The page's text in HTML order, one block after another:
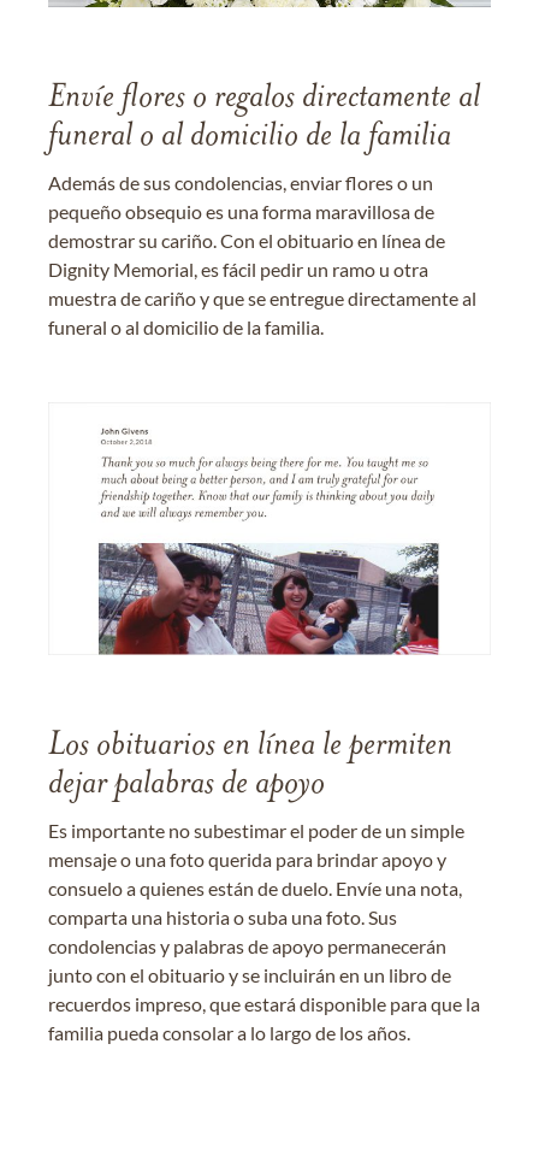
Envíe flores o regalos directamente al
funeral o al domicilio de la familia
Además de sus condolencias, enviar flores o un
pequeño obsequio es una forma maravillosa de
demostrar su cariño. Con el obituario en línea de
Dignity Memorial, es fácil pedir un ramo u otra
muestra de cariño y que se entregue directamente al
funeral o al domicilio de la familia.
Los obituarios en línea le permiten
dejar palabras de apoyo
Es importante no subestimar el poder de un simple
mensaje o una foto querida para brindar apoyo y
consuelo a quienes están de duelo. Envíe una nota,
comparta una historia o suba una foto. Sus
condolencias y palabras de apoyo permanecerán
junto con el obituario y se incluirán en un libro de
recuerdos impreso, que estará disponible para que la
familia pueda consolar a lo largo de los años.